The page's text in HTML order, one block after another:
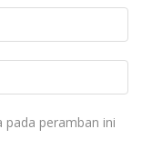
pada peramban ini